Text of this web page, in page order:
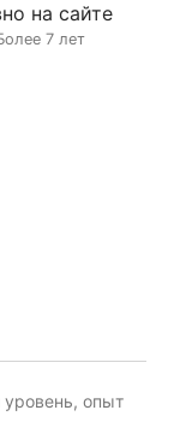
на сайте
7 лет
опыт